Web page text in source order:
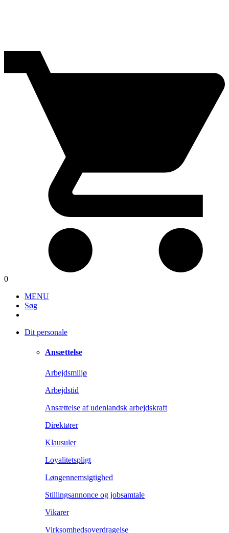
0
MENU
Søg
Dit personale
Ansættelse
Arbejdsmiljø
Arbejdstid
Ansættelse af udenlandsk arbejdskraft
Direktører
Klausuler
Loyalitetspligt
Løngennemsigtighed
Stillingsannonce og jobsamtale
Vikarer
Virksomhedsoverdragelse